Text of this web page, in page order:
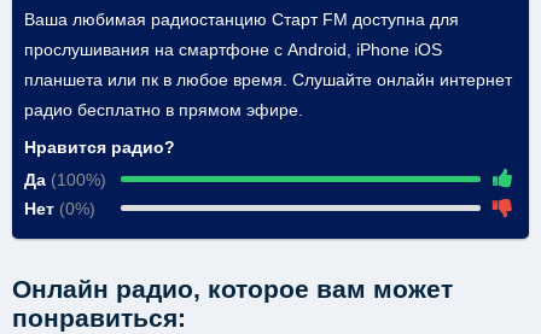
Ваша любимая радиостанцию Старт FM доступна для
прослушивания на смартфоне с Android, iPhone iOS
планшета или пк в любое время. Слушайте онлайн интернет
радио бесплатно в прямом эфире.
Нравится радио?
Да (100%)
Нет (0%)
Онлайн радио, которое вам может
понравиться: